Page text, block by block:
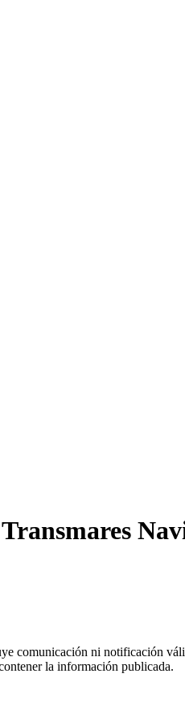
comunicación ni notificación
la información publicada.